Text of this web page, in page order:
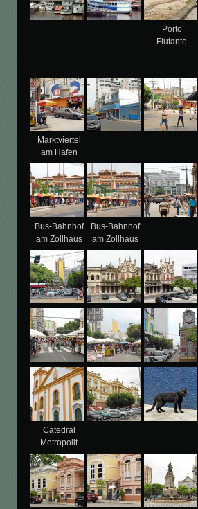
Porto
Flutante
Marktviertel
am Hafen
Bus-Bahnhof
am Zollhaus
Bus-Bahnhof
am Zollhaus
Catedral
Metropolit